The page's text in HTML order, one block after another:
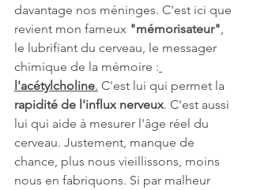
davantage nos méninges. C'est ici que
revient mon fameux "mémorisateur"
le lubrifiant du cerveau, le messager
chimique de la mémoire :
l'acétylcholine. C'est lui qui permet la
rapidité de l'influx nerveux. C'est aussi
lui qui aide à mesurer l'âge réel du
cerveau. Justement, manque de
chance, plus nous vieillissons, moins
nous en fabriquons. Si par malheur